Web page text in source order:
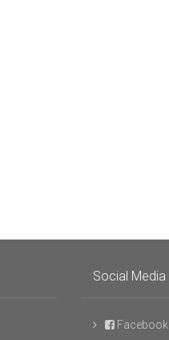
Social Media
Facebook